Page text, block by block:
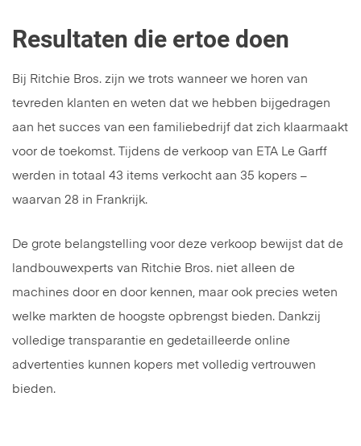
Resultaten die ertoe doen
Bij Ritchie Bros. zijn we trots wanneer we horen van
tevreden klanten en weten dat we hebben bijgedragen
aan het succes van een familiebedrijf dat zich klaarmaakt
voor de toekomst. Tijdens de verkoop van ETA Le Garff
werden in totaal 43 items verkocht aan 35 kopers –
waarvan 28 in Frankrijk.
De grote belangstelling voor deze verkoop bewijst dat de
landbouwexperts van Ritchie Bros. niet alleen de
machines door en door kennen, maar ook precies weten
welke markten de hoogste opbrengst bieden. Dankzij
volledige transparantie en gedetailleerde online
advertenties kunnen kopers met volledig vertrouwen
bieden.